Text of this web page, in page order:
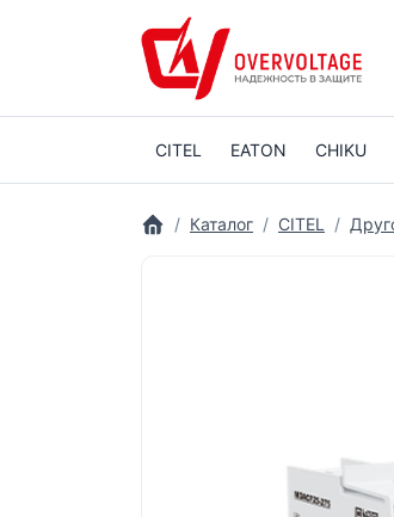
CITEL EATON CHIKU
Каталог CITEL